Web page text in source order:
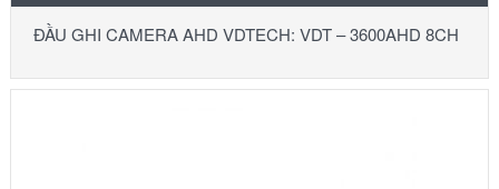
ĐẦU GHI CAMERA AHD VDTECH: VDT – 3600AHD 8CH